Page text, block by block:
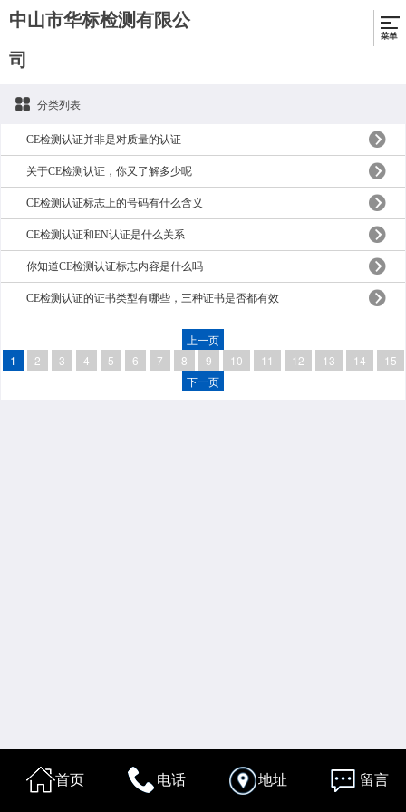
中山市华标检测有限公
司
分类列表
CE检测认证并非是对质量的认证
关于CE检测认证，你又了解多少呢
CE检测认证标志上的号码有什么含义
CE检测认证和EN认证是什么关系
你知道CE检测认证标志内容是什么吗
CE检测认证的证书类型有哪些，三种证书是否都有效
上一页
1
2 3 4 5 6 7 8 9 10 11 12 13 14
15
下一页
首页 电话 地址 留言